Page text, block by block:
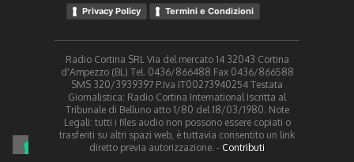
Privacy Policy Termini e Condizioni
Radio Cortina SRL Via del mercato 14 32043 Cortina
d'Ampezzo (BL) Tel. 0436/866488 Fax 0436/866588
SMS 320/3939397 P.Iva IT00273940254 Testata
Giornalistica: Radio Cortina International Iscritta al
Tribunale di Belluno atto 1/80 del 18/03/1980. Note
Legali: tutti i files audio non possono essere copiati o
trasferiti su altri spazi web, è tuttavia consentito un link
diretto previa autorizzazione. - Contributi